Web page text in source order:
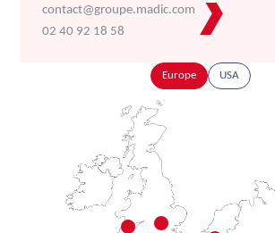
Europe USA
contact@groupe.madic.com
02 40 92 18 58